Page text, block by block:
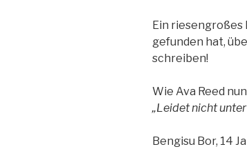
Ein riesengroßes
gefunden hat,
schreiben!
Wie Ava Reed
„Leidet nicht
Bengisu Bor, 14